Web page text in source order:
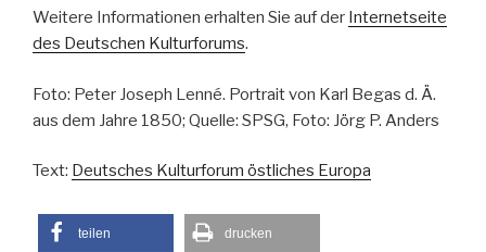
Weitere Informationen erhalten Sie auf der Internetseite
des Deutschen Kulturforums.
Foto: Peter Joseph Lenné. Portrait von Karl Begas d. Ä.
aus dem Jahre 1850; Quelle: SPSG, Foto: Jörg P. Anders
Text: Deutsches Kulturforum östliches Europa
teilen drucken